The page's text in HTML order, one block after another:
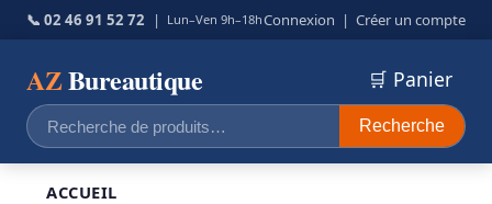
📞 02 46 91 52 72 | Lun–Ven 9h–18hConnexion | Créer un compte
AZBureautique
Recherche
pour :
Recherche
🛒 Panier
ACCUEIL